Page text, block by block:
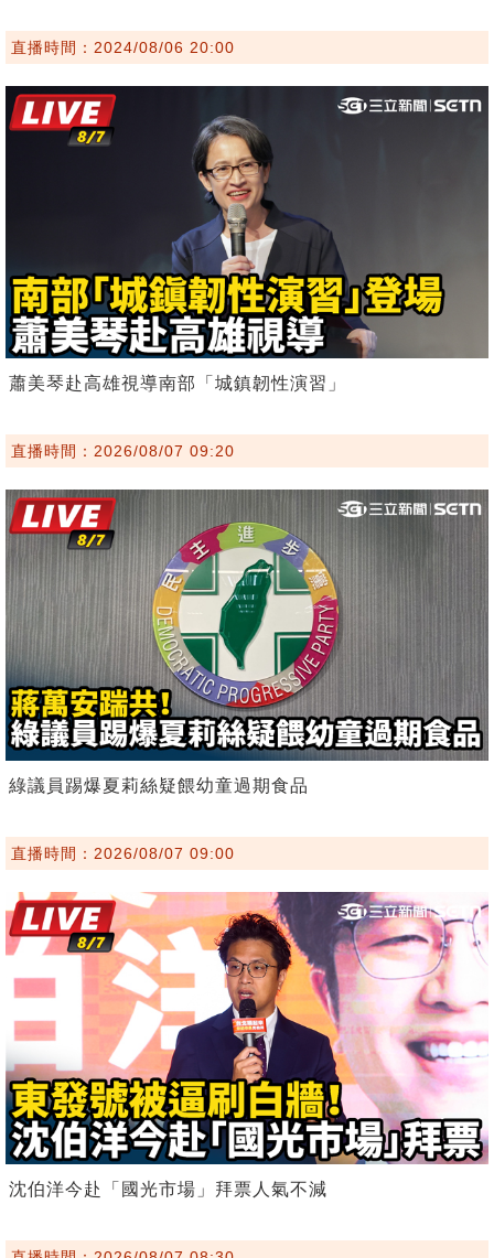
直播時間：2024/08/06 20:00
蕭美琴赴高雄視導南部「城鎮韌性演習」
直播時間：2026/08/07 09:20
綠議員踢爆夏莉絲疑餵幼童過期食品
直播時間：2026/08/07 09:00
沈伯洋今赴「國光市場」拜票人氣不減